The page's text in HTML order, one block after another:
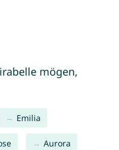
mögen,
Emilia
Aurora